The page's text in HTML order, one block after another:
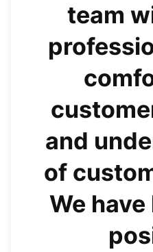
team
and
of
We